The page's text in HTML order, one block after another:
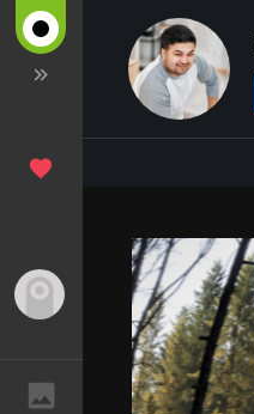
ГАЛЕРЕЯ